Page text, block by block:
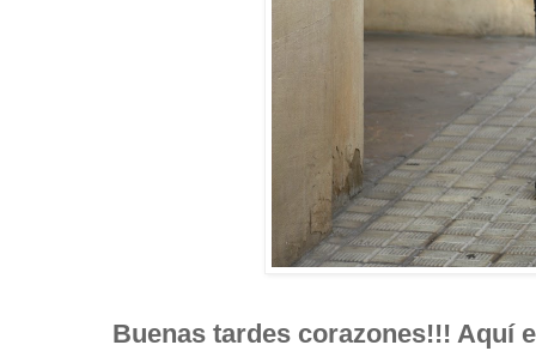
Buenas tardes corazones!!! Aquí